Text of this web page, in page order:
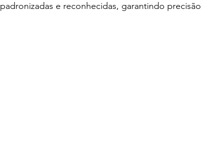
padronizadas e reconhecidas, garantindo